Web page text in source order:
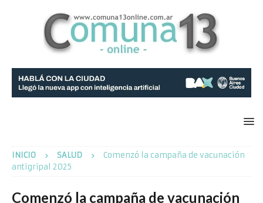
INICIO SALUD
Comenzó la campaña de vacunación
antigripal 2025
Comenzó la campaña de vacunación